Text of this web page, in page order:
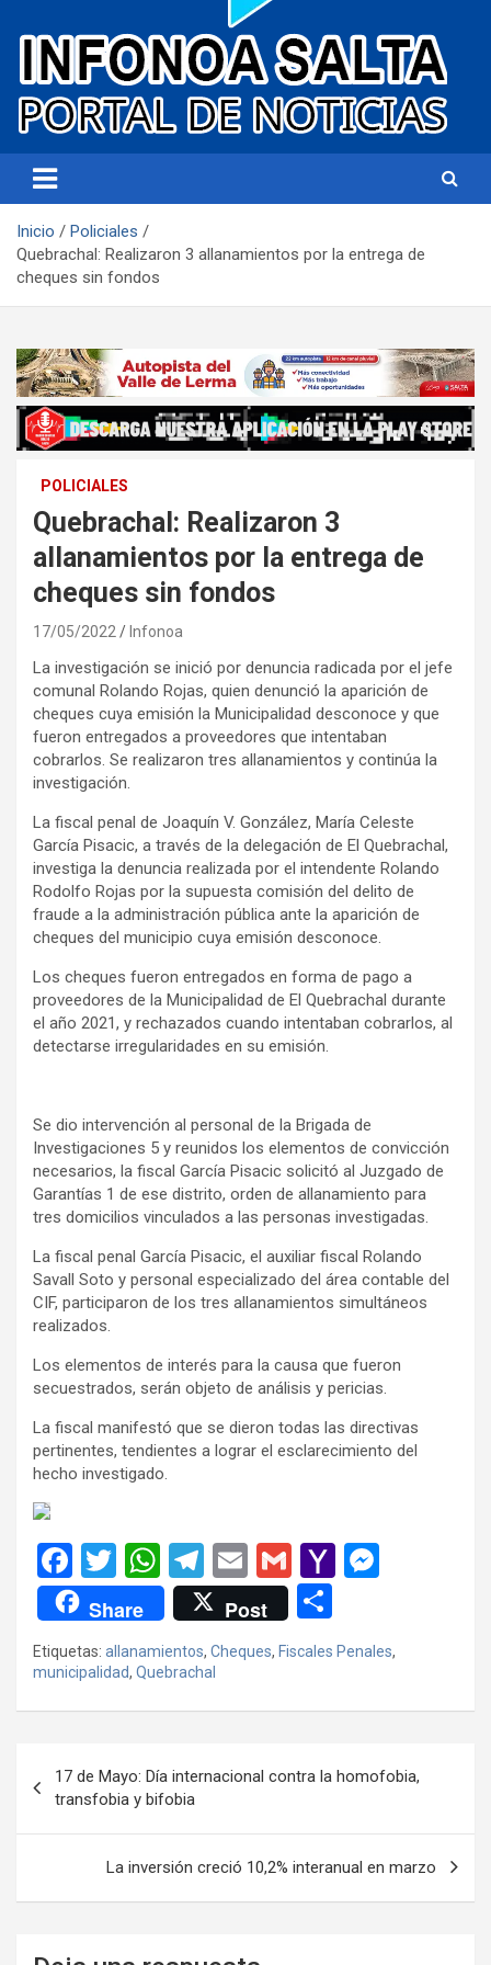
Infonoa Salta
Inicio
Policiales
Quebrachal: Realizaron 3 allanamientos por la entrega de
cheques sin fondos
POLICIALES
Quebrachal: Realizaron 3
allanamientos por la entrega de
cheques sin fondos
17/05/2022 Infonoa
La investigación se inició por denuncia radicada por el jefe
comunal Rolando Rojas, quien denunció la aparición de
cheques cuya emisión la Municipalidad desconoce y que
fueron entregados a proveedores que intentaban
cobrarlos. Se realizaron tres allanamientos y continúa la
investigación.
La fiscal penal de Joaquín V. González, María Celeste
García Pisacic, a través de la delegación de El Quebrachal,
investiga la denuncia realizada por el intendente Rolando
Rodolfo Rojas por la supuesta comisión del delito de
fraude a la administración pública ante la aparición de
cheques del municipio cuya emisión desconoce.
Los cheques fueron entregados en forma de pago a
proveedores de la Municipalidad de El Quebrachal durante
el año 2021, y rechazados cuando intentaban cobrarlos, al
detectarse irregularidades en su emisión.
Se dio intervención al personal de la Brigada de
Investigaciones 5 y reunidos los elementos de convicción
necesarios, la fiscal García Pisacic solicitó al Juzgado de
Garantías 1 de ese distrito, orden de allanamiento para
tres domicilios vinculados a las personas investigadas.
La fiscal penal García Pisacic, el auxiliar fiscal Rolando
Savall Soto y personal especializado del área contable del
CIF, participaron de los tres allanamientos simultáneos
realizados.
Los elementos de interés para la causa que fueron
secuestrados, serán objeto de análisis y pericias.
La fiscal manifestó que se dieron todas las directivas
pertinentes, tendientes a lograr el esclarecimiento del
hecho investigado.
F
a
ce
b
o
k
T
wi
tt
er
W
h
at
s
A
p
T
el
e
gr
a
E
m
ail
G
m
ail
Y
o
o
ail
n
g
Share Post
o
m
p
tir
Etiquetas: allanamientos, Cheques, Fiscales Penales,
municipalidad, Quebrachal
de
entradas
17 de Mayo: Día internacional contra la homofobia,
transfobia y bifobia
La inversión creció 10,2% interanual en marzo